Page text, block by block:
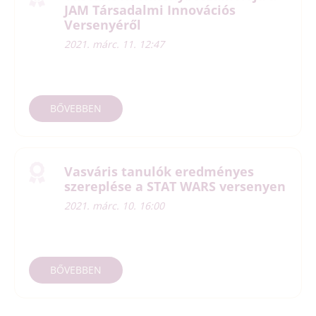
JAM Társadalmi Innovációs
Versenyéről
2021. márc. 11. 12:47
BŐVEBBEN
Vasváris tanulók eredményes
szereplése a STAT WARS versenyen
2021. márc. 10. 16:00
BŐVEBBEN